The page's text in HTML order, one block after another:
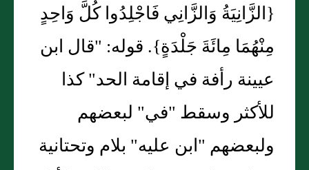
{الزَّانِيَةُ وَالزَّانِي فَاجْلِدُوا كُلَّ وَاحِدٍ
مِنْهُمَا مِائَةَ جَلْدَةٍ}. قوله: "قال ابن
عيينة رأفة في إقامة الحد" كذا
للأكثر وسقط "في" لبعضهم
ولبعضهم "ابن عليه" بلام وتحتانية